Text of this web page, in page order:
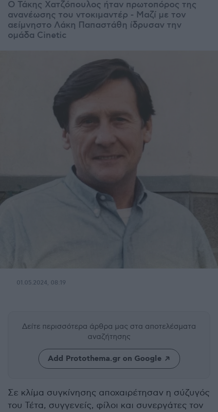
Ο Τάκης Χατζόπουλος ήταν πρωτοπόρος της
ανανέωσης του ντοκιμαντέρ - Μαζί με τον
αείμνηστο Λάκη Παπαστάθη ίδρυσαν την
ομάδα Cinetic
01.05.2024, 08:19
Δείτε περισσότερα άρθρα μας στα αποτελέσματα
αναζήτησης
Add Protothema.gr on Google
Σε κλίμα συγκίνησης αποχαιρέτησαν η σύζυγός
του Τέτα, συγγενείς, φίλοι και συνεργάτες τον